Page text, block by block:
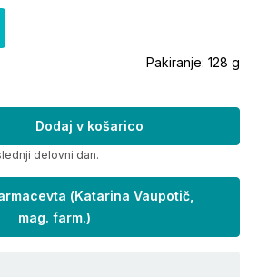
Pakiranje: 128 g
Dodaj v košarico
delovni dan.
(Katarina Vaupotič,
mag. farm.)